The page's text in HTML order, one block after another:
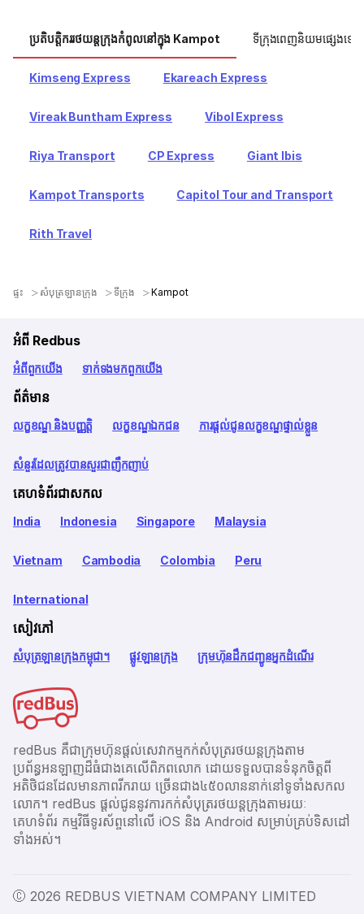
ប្រតិបត្តិកររថយន្តក្រុងកំពូលនៅក្នុង Kampot ទីក្រុងពេញនិយមផ្សេងទៀត
Kimseng Express Ekareach Express
Vireak Buntham Express Vibol Express
Riya Transport CP Express Giant Ibis
Kampot Transports Capitol Tour and Transport
Rith Travel
ផ្ទះ សំបុត្រឡានក្រុង ទីក្រុង Kampot
អំពី Redbus
អំពី​ពួក​យើង ទាក់ទង​មក​ពួក​យើង
ព័ត៌មាន
លក្ខខណ្ឌ និងបញ្ញត្តិ លក្ខខណ្ឌឯកជន ការផ្តល់ជូនលក្ខខណ្ឌផ្ទាល់ខ្លួន
សំនួរដែលត្រូវបានសួរជាញឹកញាប់
គេហទំព័រជាសកល
India Indonesia Singapore Malaysia
Vietnam Cambodia Colombia Peru
International
សៀវភៅ
សំបុត្រឡានក្រុងកម្ពុជា។ ផ្លូវឡានក្រុង ក្រុមហ៊ុនដឹកជញ្ជូនអ្នកដំណើរ
redBus គឺជាក្រុមហ៊ុនផ្តល់សេវាកម្មកក់សំបុត្ររថយន្តក្រុងតាម
ប្រព័ន្ធអនឡាញដ៏ធំជាងគេលើពិភពលោក ដោយទទួលបានទំនុកចិត្តពី
អតិថិជនដែលមានភាពរីករាយ ច្រើនជាង​៤៥០លាននាក់នៅទូទាំងសកល
លោក។ redBus ផ្ដល់ជូននូវការកក់សំបុត្ររថយន្តក្រុងតាមរយៈ
គេហទំព័រ កម្មវិធីទូរស័ព្ចនៅលើ iOS និង Android សម្រាប់គ្រប់ទិសដៅ
ទាំងអស់។
Ⓒ 2026 REDBUS VIETNAM COMPANY LIMITED